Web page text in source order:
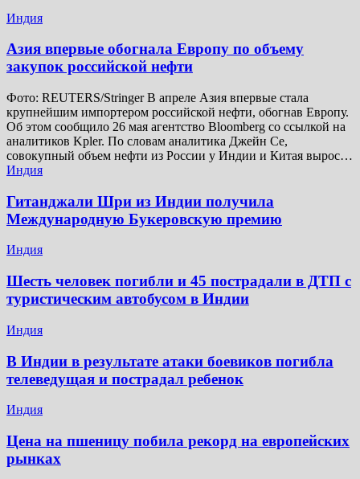
Индия
Азия впервые обогнала Европу по объему
закупок российской нефти
Фото: REUTERS/Stringer В апреле Азия впервые стала
крупнейшим импортером российской нефти, обогнав Европу.
Об этом сообщило 26 мая агентство Bloomberg со ссылкой на
аналитиков Kpler. По словам аналитика Джейн Се,
совокупный объем нефти из России у Индии и Китая вырос…
Индия
Гитанджали Шри из Индии получила
Международную Букеровскую премию
Индия
Шесть человек погибли и 45 пострадали в ДТП с
туристическим автобусом в Индии
Индия
В Индии в результате атаки боевиков погибла
телеведущая и пострадал ребенок
Индия
Цена на пшеницу побила рекорд на европейских
рынках